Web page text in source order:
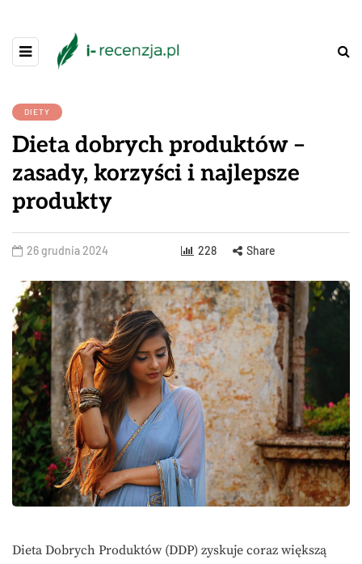
DIETY
Dieta dobrych produktów –
zasady, korzyści i najlepsze
produkty
26 grudnia 2024 228 Share
Dieta Dobrych Produktów (DDP) zyskuje coraz większą